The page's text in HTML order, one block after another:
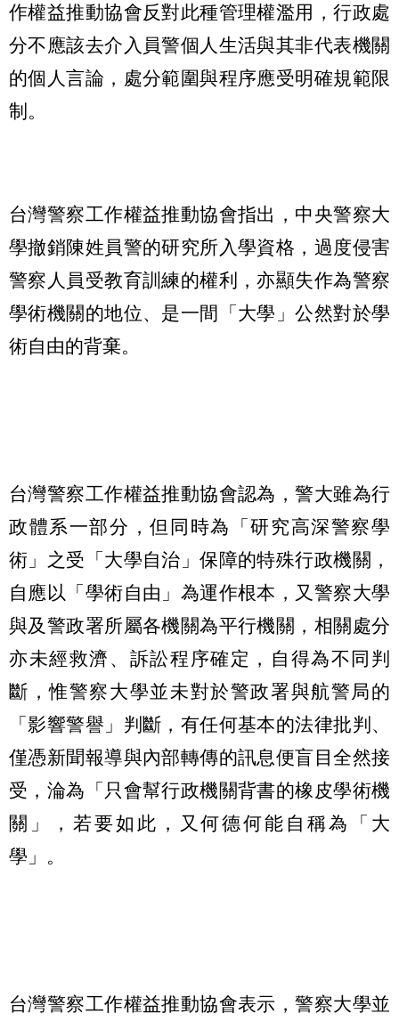
作權益推動協會反對此種管理權濫用，行政處
分不應該去介入員警個人生活與其非代表機關
的個人言論，處分範圍與程序應受明確規範限
制。
台灣警察工作權益推動協會指出，中央警察大
學撤銷陳姓員警的研究所入學資格，過度侵害
警察人員受教育訓練的權利，亦顯失作為警察
學術機關的地位、是一間「大學」公然對於學
術自由的背棄。
台灣警察工作權益推動協會認為，警大雖為行
政體系一部分，但同時為「研究高深警察學
術」之受「大學自治」保障的特殊行政機關，
自應以「學術自由」為運作根本，又警察大學
與及警政署所屬各機關為平行機關，相關處分
亦未經救濟、訴訟程序確定，自得為不同判
斷，惟警察大學並未對於警政署與航警局的
「影響警譽」判斷，有任何基本的法律批判、
僅憑新聞報導與內部轉傳的訊息便盲目全然接
受，淪為「只會幫行政機關背書的橡皮學術機
關」，若要如此，又何德何能自稱為「大
學」。
台灣警察工作權益推動協會表示，警察大學並